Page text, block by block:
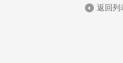
返回列